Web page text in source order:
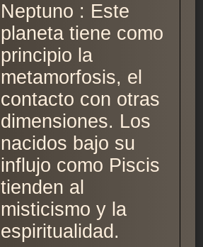
Neptuno : Este
planeta tiene como
principio la
metamorfosis, el
contacto con otras
dimensiones. Los
nacidos bajo su
influjo como Piscis
tienden al
misticismo y la
espiritualidad.